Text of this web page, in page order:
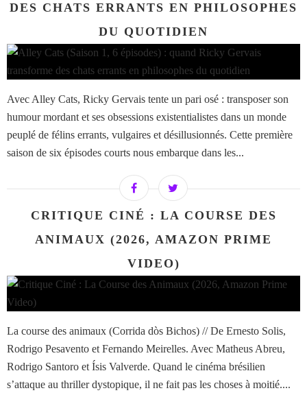
DES CHATS ERRANTS EN PHILOSOPHES
DU QUOTIDIEN
Avec Alley Cats, Ricky Gervais tente un pari osé : transposer son
humour mordant et ses obsessions existentialistes dans un monde
peuplé de félins errants, vulgaires et désillusionnés. Cette première
saison de six épisodes courts nous embarque dans les...
CRITIQUE CINÉ : LA COURSE DES
ANIMAUX (2026, AMAZON PRIME
VIDEO)
La course des animaux (Corrida dòs Bichos) // De Ernesto Solis,
Rodrigo Pesavento et Fernando Meirelles. Avec Matheus Abreu,
Rodrigo Santoro et Ísis Valverde. Quand le cinéma brésilien
s’attaque au thriller dystopique, il ne fait pas les choses à moitié....